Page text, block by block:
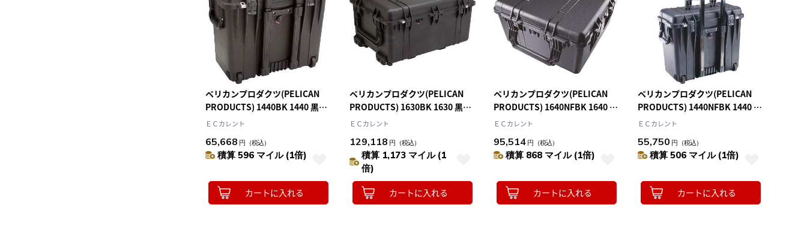
ペリカンプロダクツ(PELICAN
PRODUCTS) 1440BK 1440 黒
500×305×457
ＥＣカレント
65,668 円 （税込）
積算 596 マイル (1倍)
カートに入れる
ペリカンプロダクツ(PELICAN
PRODUCTS) 1630BK 1630 黒
794×615×444
ＥＣカレント
129,118 円 （税込）
積算 1,173 マイル (1
倍)
カートに入れる
ペリカンプロダクツ(PELICAN
PRODUCTS) 1640NFBK 1640 フ
ォームなし 黒 691×698×414
ＥＣカレント
95,514 円 （税込）
積算 868 マイル (1倍)
カートに入れる
ペリカンプロダクツ(PELICAN
PRODUCTS) 1440NFBK 1440 フ
ォームなし 黒 500×305×457
ＥＣカレント
55,750 円 （税込）
積算 506 マイル (1倍)
カートに入れる